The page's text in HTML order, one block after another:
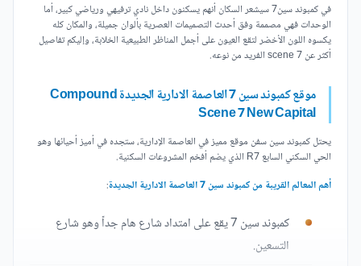
في كمبوند سين7 سيشعر السكان أنهم يسكنون داخل نادي ترفيهي ورياضي كبير، أما
الوحدات فهي مصممة وفق أحدث التصميمات العصرية بألوان جميلة، والمكان كله
يكسوه اللون الأخضر لتقع العيون على أجمل المناظر الطبيعية الخلابة، وإليكم تفاصيل
أكثر عن scene 7 الفريد من نوعه.
موقع كمبوند سين 7 العاصمة الادارية الجديدة Compound
Scene 7 New Capital
يحتل كمبوند سين سفن موقع مميز في العاصمة الإدارية، ستجده في أميز أحيائها وهو
الحي السكني السابع R7 الذي يضم أفخم المشروعات السكنية.
أهم المعالم القريبة من كمبوند سين 7 العاصمة الادارية الجديدة
:
كمبوند سين 7 يقع على امتداد شارع هام جداً وهو شارع
التسعين.